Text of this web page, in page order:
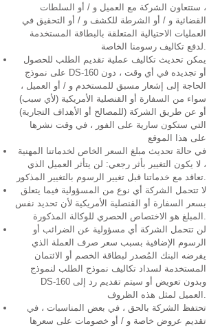
، ستتعاون الشركة مع العميل و / أو السلطات
القضائية و / أو الشرطة للكشف و / أو التحقيق في
العمليات الاحتيالية المتعلقة بالبطاقة المستخدمة
لدفع تكاليف رسومنا الخاصة.
يمكن تحديث تكاليف عملية تقديم الطلب للحصول
على نموذج DS-160 أو تجديده في أي وقت ، دون
الحاجة إلى إشعار مسبق للمستخدم و / أو العميل ،
سواء من السفارة أو القنصلية الأمريكية (لأي سبب)
أو عن طريق الشركة (للمصالح أو الأهداف التجارية)
التي ستكون سارية على الفور ، في وقت نشرها
على هذا الموقع
في حالة تحديث مبلغ السعر الخاص لخدماتنا المهنية
، لا يكون التغيير بأثر رجعي: لن يتأثر العميل الذي
تعاقد مع خدماتنا قبل تغيير الرسوم بالتغيير المذكور.
لا تتحمل الشركة أي نوع من المسؤولية فيما يتعلق
بسعر السفارة أو القنصلية الأمريكية لأن تحديد نفس
المبلغ هو الاختصاص الحصري للوكالة المذكورة.
لن تتحمل الشركة أي مسؤولية عن الضرائب أو
الرسوم الإضافية بسبب سعر صرف العملة الذي
يفرضه البنك المُصدر لبطاقة الخصم أو الائتمان
المستخدمة لسداد تكاليف نموذج الطلب لنموذج
DS-160 وبدون تعويض أو سيتم تقديم رد إلى
العميل لمثل هذه الظروف.
تحتفظ الشركة بالحق ، في بعض المناسبات ، في
تقديم عروض خاصة و / أو خصومات على سعرها